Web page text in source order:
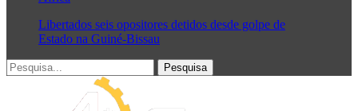
Libertados seis opositores detidos desde golpe de
Estado na Guiné-Bissau